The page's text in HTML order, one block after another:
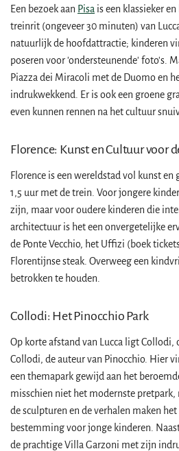
Een bezoek aan Pisa is een klassieker
treinrit (ongeveer 30 minuten) van
natuurlijk de hoofdattractie; kinderen
poseren voor 'ondersteunende' foto's.
Piazza dei Miracoli met de Duomo en
indrukwekkend. Er is ook een groene
even kunnen rennen na het cultuur
Florence: Kunst en Cultuur voor
Florence is een wereldstad vol kunst en
1,5 uur met de trein. Voor jongere
zijn, maar voor oudere kinderen die
architectuur is het een onvergetelijke
de Ponte Vecchio, het Uffizi (boek
Florentijnse steak. Overweeg een
betrokken te houden.
Collodi: Het Pinocchio Park
Op korte afstand van Lucca ligt Collodi,
Collodi, de auteur van Pinocchio. Hier
een themapark gewijd aan het
misschien niet het modernste pretpark,
de sculpturen en de verhalen maken
bestemming voor jonge kinderen.
de prachtige Villa Garzoni met zijn